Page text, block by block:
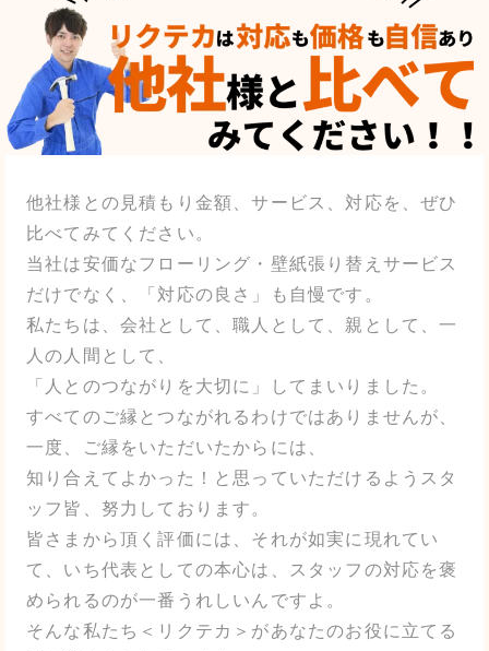
他社様との見積もり金額、サービス、対応を、ぜひ
比べてみてください。
当社は安価なフローリング・壁紙張り替えサービス
だけでなく、「対応の良さ」も自慢です。
私たちは、会社として、職人として、親として、一
人の人間として、
「人とのつながりを大切に」してまいりました。
すべてのご縁とつながれるわけではありませんが、
一度、ご縁をいただいたからには、
知り合えてよかった！と思っていただけるようスタ
ッフ皆、努力しております。
皆さまから頂く評価には、それが如実に現れてい
て、いち代表としての本心は、スタッフの対応を褒
められるのが一番うれしいんですよ。
そんな私たち＜リクテカ＞があなたのお役に立てる